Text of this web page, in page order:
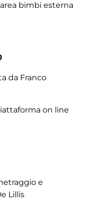
bimbi esterna
da Franco
on line
e
Lillis